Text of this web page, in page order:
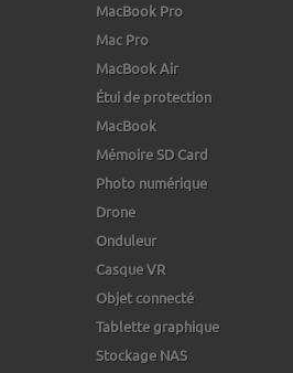
MacBook Pro
Mac Pro
MacBook Air
Étui de protection
MacBook
Mémoire SD Card
Photo numérique
Drone
Onduleur
Casque VR
Objet connecté
Tablette graphique
Stockage NAS